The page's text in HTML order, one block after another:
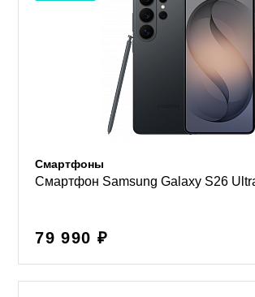
Смартфоны
Смартфон Samsung Galaxy S26
79 990 ₽